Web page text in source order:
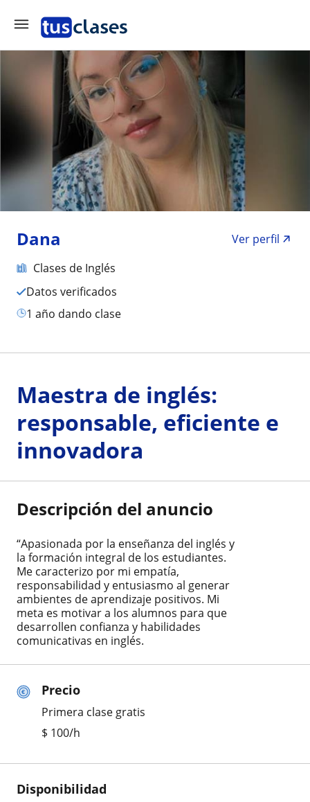
Dana
Ver perfil
Clases de Inglés
Datos verificados
1 año dando clase
Precio
Primera clase gratis
$ 100/h
Disponibilidad
Maestra de inglés:
responsable, eficiente e
innovadora
Descripción del anuncio
“Apasionada por la enseñanza del inglés y
la formación integral de los estudiantes.
Me caracterizo por mi empatía,
responsabilidad y entusiasmo al generar
ambientes de aprendizaje positivos. Mi
meta es motivar a los alumnos para que
desarrollen confianza y habilidades
comunicativas en inglés.